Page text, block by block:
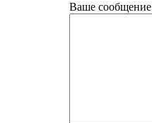
Ваше сообщение